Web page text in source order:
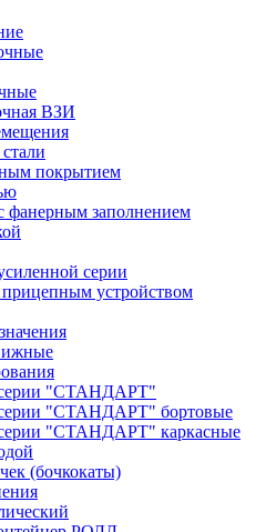
ВЗИ
покрытием
фанерным заполнением
серии
устройством
"СТАНДАРТ"
"СТАНДАРТ" бортовые
"СТАНДАРТ" каркасные
(бочкокаты)